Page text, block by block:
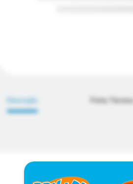
Descrição Ficha Técnica